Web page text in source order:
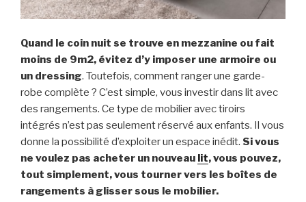
Quand le coin nuit se trouve en mezzanine ou fait
moins de 9m2, évitez d’y imposer une armoire ou
un dressing. Toutefois, comment ranger une garde-
robe complète ? C’est simple, vous investir dans lit avec
des rangements. Ce type de mobilier avec tiroirs
intégrés n’est pas seulement réservé aux enfants. Il vous
donne la possibilité d’exploiter un espace inédit. Si vous
ne voulez pas acheter un nouveau lit, vous pouvez,
tout simplement, vous tourner vers les boîtes de
rangements à glisser sous le mobilier.